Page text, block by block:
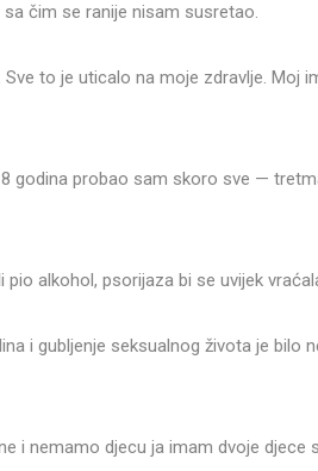
čim se ranije nisam susretao.
to je uticalo na moje zdravlje. Moj
godina probao sam skoro sve —
alkohol, psorijaza bi se uvijek
i gubljenje seksualnog života je bilo
i nemamo djecu ja imam dvoje djece